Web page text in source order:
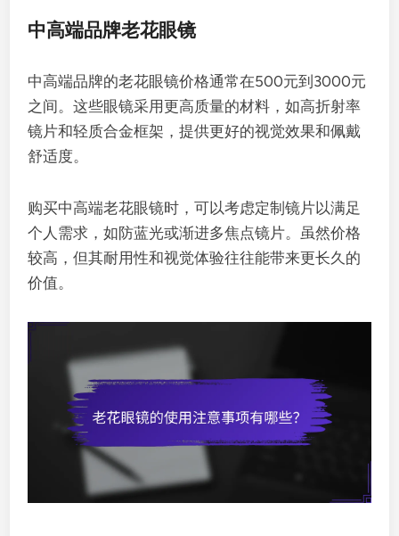
中高端品牌老花眼镜
中高端品牌的老花眼镜价格通常在500元到3000元
之间。这些眼镜采用更高质量的材料，如高折射率
镜片和轻质合金框架，提供更好的视觉效果和佩戴
舒适度。
购买中高端老花眼镜时，可以考虑定制镜片以满足
个人需求，如防蓝光或渐进多焦点镜片。虽然价格
较高，但其耐用性和视觉体验往往能带来更长久的
价值。